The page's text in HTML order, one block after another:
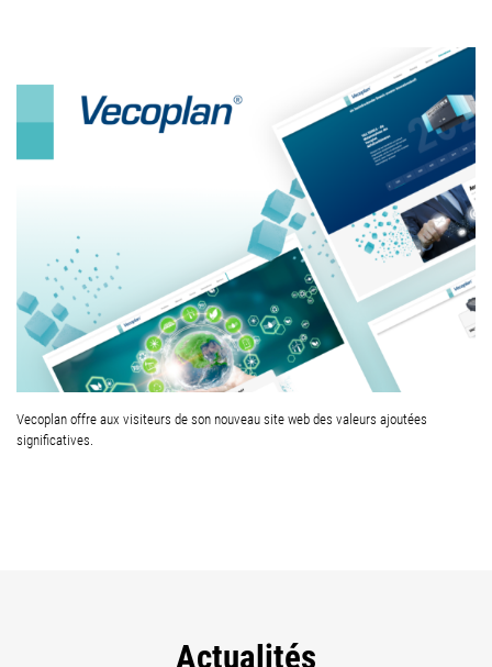
Vecoplan offre aux visiteurs de son nouveau site web des valeurs ajoutées
significatives.
Actualités